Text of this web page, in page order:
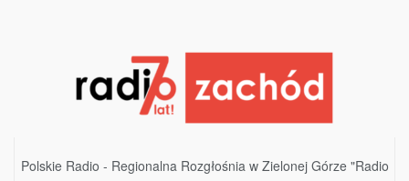
Polskie Radio - Regionalna Rozgłośnia w Zielonej Górze "Radio